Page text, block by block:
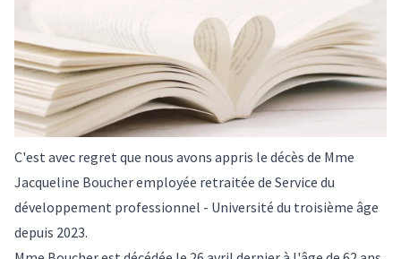
C'est avec regret que nous avons appris le décès de Mme
Jacqueline Boucher employée retraitée de Service du
développement professionnel - Université du troisième âge
depuis 2023.